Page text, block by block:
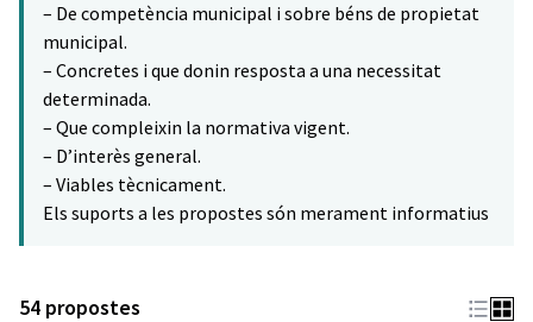
– De competència municipal i sobre béns de propietat
municipal.
– Concretes i que donin resposta a una necessitat
determinada.
– Que compleixin la normativa vigent.
– D’interès general.
– Viables tècnicament.
Els suports a les propostes són merament informatius
54 propostes